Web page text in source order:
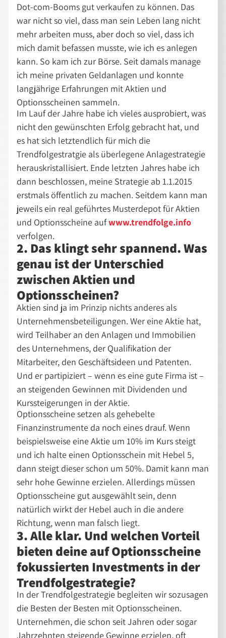
Dot-com-Booms gut verkaufen zu können. Das
war nicht so viel, dass man sein Leben lang nicht
mehr arbeiten muss, aber doch so viel, dass ich
mich damit befassen musste, wie ich es anlegen
kann. So kam ich zur Börse. Seit damals manage
ich meine privaten Geldanlagen und konnte
langjährige Erfahrungen mit Aktien und
Optionsscheinen sammeln.
Im Lauf der Jahre habe ich vieles ausprobiert, was
nicht den gewünschten Erfolg gebracht hat, und
es hat sich letztendlich für mich die
Trendfolgestratgie als überlegene Anlagestrategie
herauskristallisiert. Ende letzten Jahres habe ich
dann beschlossen, meine Strategie ab 1.1.2015
erstmals öffentlich zu machen. Seitdem kann man
jeweils ein real geführtes Musterdepot für Aktien
und Optionsscheine aufwww.trendfolge.info
verfolgen.
2. Das klingt sehr spannend. Was
genau ist der Unterschied
zwischen Aktien und
Optionsscheinen?
Aktien sind ja im Prinzip nichts anderes als
Unternehmensbeteiligungen. Wer eine Aktie hat,
wird Teilhaber an den Anlagen und Immobilien
des Unternehmens, der Qualifikation der
Mitarbeiter, den Geschäftsideen und Patenten.
Und er partipiziert – wenn es eine gute Firma ist –
an steigenden Gewinnen mit Dividenden und
Kurssteigerungen in der Aktie.
Optionsscheine setzen als gehebelte
Finanzinstrumente da noch eines drauf. Wenn
beispielsweise eine Aktie um 10% im Kurs steigt
und ich halte einen Optionsschein mit Hebel 5,
dann steigt dieser schon um 50%. Damit kann man
sehr hohe Gewinne erzielen. Allerdings müssen
Optionsscheine gut ausgewählt sein, denn
natürlich wirkt der Hebel auch in die andere
Richtung, wenn man falsch liegt.
3. Alle klar. Und welchen Vorteil
bieten deine auf Optionsscheine
fokussierten Investments in der
Trendfolgestrategie?
In der Trendfolgestrategie begleiten wir sozusagen
die Besten der Besten mit Optionsscheinen.
Unternehmen, die schon seit Jahren oder sogar
Jahrzehnten steigende Gewinne erzielen, oft